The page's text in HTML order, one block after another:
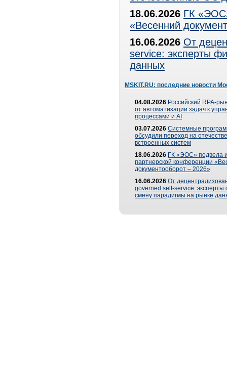
18.06.2026 ГК
«Весенний
16.06.2026 От
service: эксперты
данных
MSKIT.RU: последние новости
04.08.2026 Российский RPA-
от автоматизации задач к
процессами и AI
03.07.2026 Системные
обсудили переход на
встроенных систем
18.06.2026 ГК «ЭОС» подвела
партнерской конференции
документооборот – 2026»
16.06.2026 От
governed self-service: эксперты
смену парадигмы на рынке